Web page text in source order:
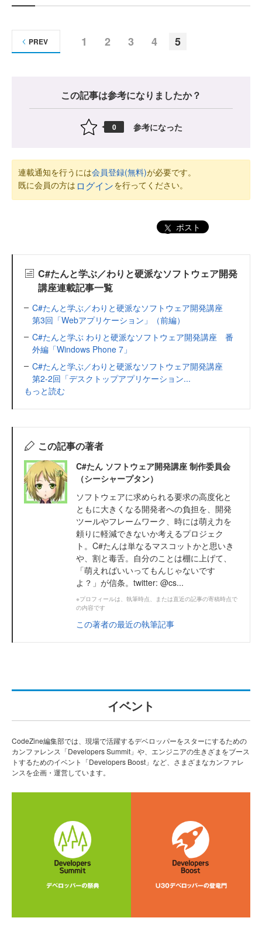
1 2 3 4 5
PREV
この記事は参考になりましたか？
0 参考になった
連載通知を行うには会員登録(無料)が必要です。
既に会員の方は ログインを行ってください。
ポスト
C#たんと学ぶ／わりと硬派なソフトウェア開発
講座連載記事一覧
C#たんと学ぶ／わりと硬派なソフトウェア開発講座
第3回「Webアプリケーション」（前編）
C#たんと学ぶ わりと硬派なソフトウェア開発講座 番
外編「Windows Phone 7」
C#たんと学ぶ／わりと硬派なソフトウェア開発講座
第2-2回「デスクトップアプリケーション...
もっと読む
この記事の著者
C#たん ソフトウェア開発講座 制作委員会
（シーシャープタン）
ソフトウェアに求められる要求の高度化と
ともに大きくなる開発者への負担を、開発
ツールやフレームワーク、時には萌え力を
頼りに軽減できないか考えるプロジェク
ト。C#たんは単なるマスコットかと思いき
や、割と毒舌。自分のことは棚に上げて、
「萌えればいいってもんじゃないです
よ？」が信条。twitter: @cs...
※プロフィールは、執筆時点、または直近の記事の寄稿時点で
の内容です
この著者の最近の執筆記事
イベント
CodeZine編集部では、現場で活躍するデベロッパーをスターにするための
カンファレンス「Developers Summit」や、エンジニアの生きざまをブース
トするためのイベント「Developers Boost」など、さまざまなカンファレ
ンスを企画・運営しています。